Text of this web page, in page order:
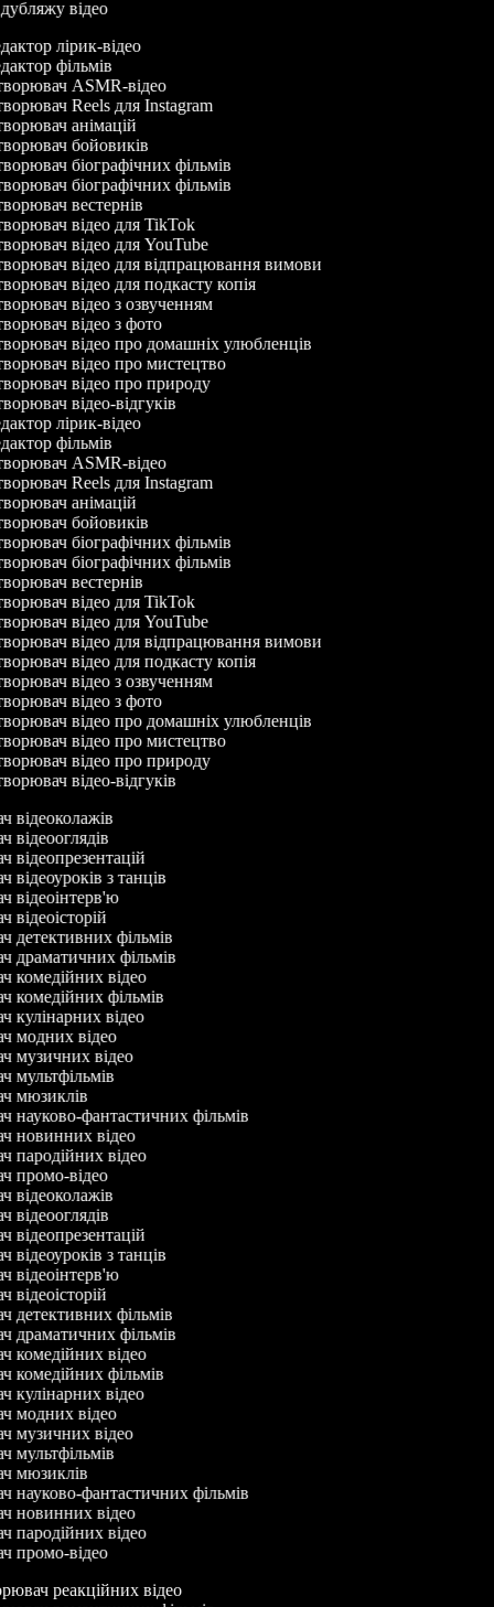
дубляжу відео
лірик-відео
фільмів
ASMR-відео
Reels для Instagram
анімацій
бойовиків
біографічних фільмів
біографічних фільмів
вестернів
відео для TikTok
відео для YouTube
відео для відпрацювання вимови
відео для подкасту копія
відео з озвученням
відео з фото
відео про домашніх улюбленців
відео про мистецтво
відео про природу
відео-відгуків
лірик-відео
фільмів
ASMR-відео
Reels для Instagram
анімацій
бойовиків
біографічних фільмів
біографічних фільмів
вестернів
відео для TikTok
відео для YouTube
відео для відпрацювання вимови
відео для подкасту копія
відео з озвученням
відео з фото
відео про домашніх улюбленців
відео про мистецтво
відео про природу
відео-відгуків
відеоколажів
відеооглядів
відеопрезентацій
відеоуроків з танців
відеоінтерв'ю
відеоісторій
детективних фільмів
драматичних фільмів
комедійних відео
комедійних фільмів
кулінарних відео
модних відео
музичних відео
мультфільмів
мюзиклів
науково-фантастичних фільмів
новинних відео
пародійних відео
промо-відео
відеоколажів
відеооглядів
відеопрезентацій
відеоуроків з танців
відеоінтерв'ю
відеоісторій
детективних фільмів
драматичних фільмів
комедійних відео
комедійних фільмів
кулінарних відео
модних відео
музичних відео
мультфільмів
мюзиклів
науково-фантастичних фільмів
новинних відео
пародійних відео
промо-відео
реакційних відео